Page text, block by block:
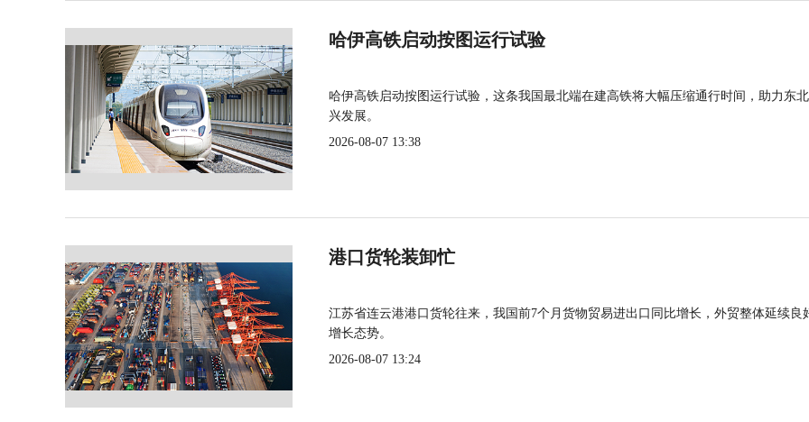
哈伊高铁启动按图运行试验
哈伊高铁启动按图运行试验，这条我国最北端在建高铁将大幅压缩通行时间，助力东
兴发展。
2026-08-07 13:38
港口货轮装卸忙
江苏省连云港港口货轮往来，我国前7个月货物贸易进出口同比增长，外贸整体延续良
增长态势。
2026-08-07 13:24